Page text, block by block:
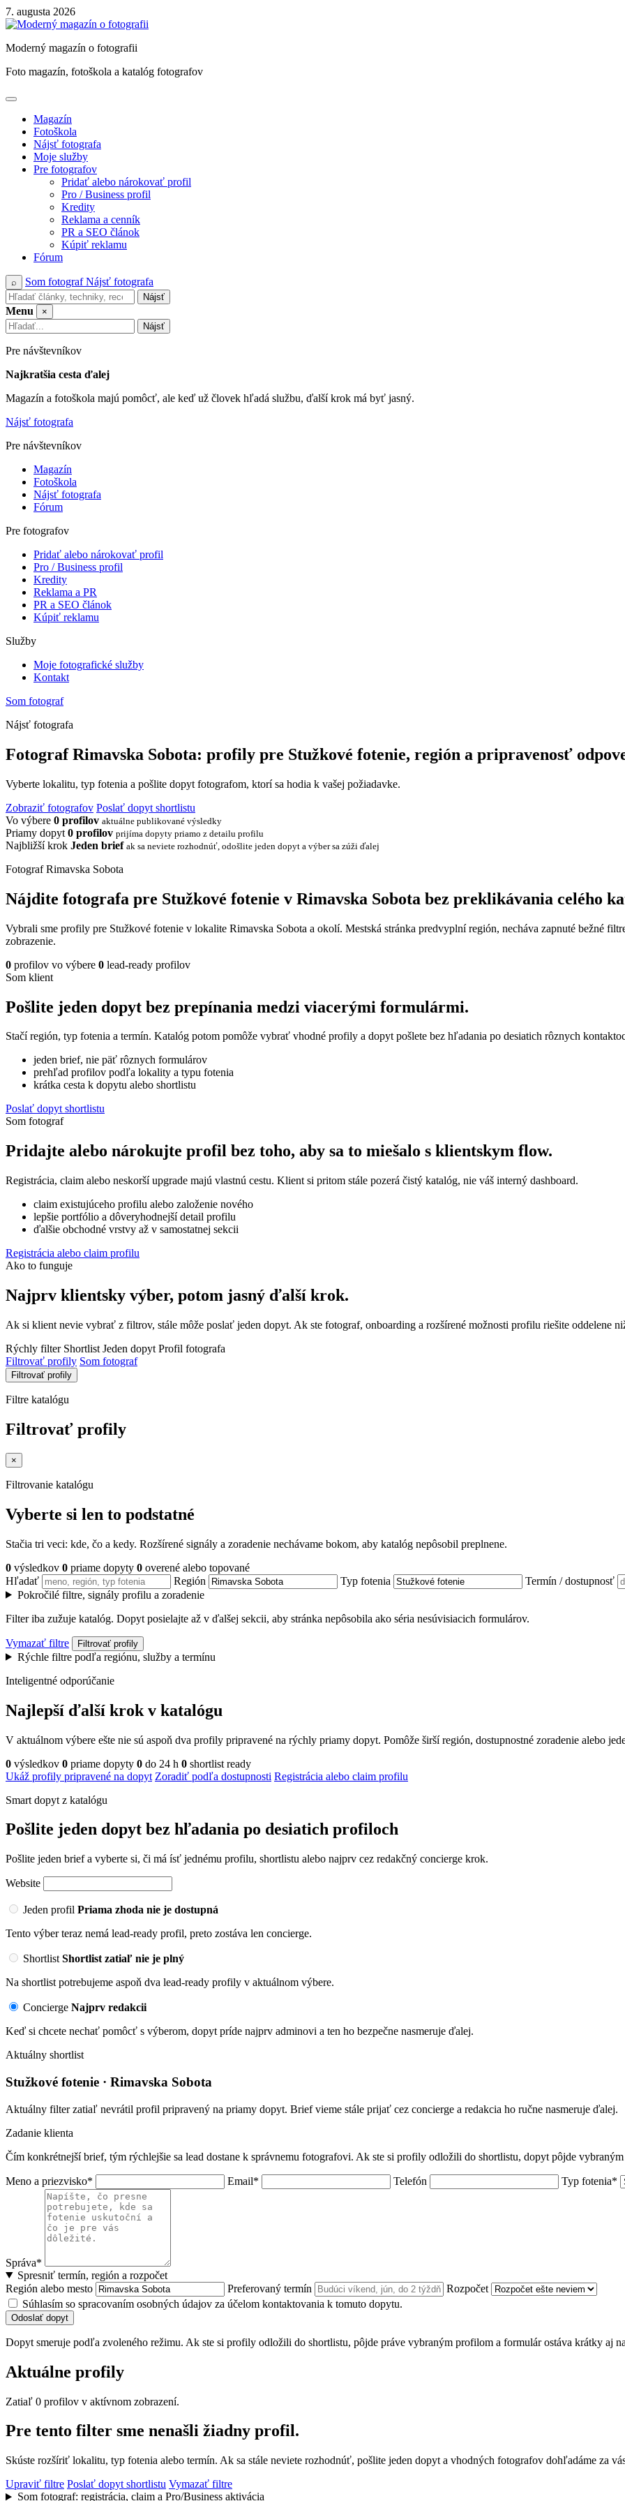
Skip
to
7. augusta 2026
Moderný magazín o fotografii
Foto magazín, fotoškola a katalóg fotografov
Magazín
Fotoškola
Nájsť fotografa
Moje služby
Pre fotografov
Pridať alebo nárokovať profil
Pro / Business profil
Kredity
Reklama a cenník
PR a SEO článok
Kúpiť reklamu
Fórum
⌕ Som fotografNájsť fotografa
Nájsť
Menu
×
Nájsť
Pre návštevníkov
Najkratšia cesta ďalej
Magazín a fotoškola majú pomôcť, ale keď už človek hľadá službu, ďalší krok má byť jasný.
Nájsť fotografa
Pre návštevníkov
Magazín
Fotoškola
Nájsť fotografa
Fórum
Pre fotografov
Pridať alebo nárokovať profil
Pro / Business profil
Kredity
Reklama a PR
PR a SEO článok
Kúpiť reklamu
Služby
Moje fotografické služby
Kontakt
Som fotograf
Nájsť fotografa
Fotograf Rimavska Sobota: profily pre Stužkové fotenie, región a pripravenosť
Vyberte lokalitu, typ fotenia a pošlite dopyt fotografom, ktorí sa hodia k vašej požiadavke.
Zobraziť fotografov Poslať dopyt shortlistu
Vo výbere 0 profilov aktuálne publikované výsledky
Priamy dopyt 0 profilov prijíma dopyty priamo z detailu profilu
Najbližší krok Jeden brief ak sa neviete rozhodnúť, odošlite jeden dopyt a výber sa zúži ďalej
Fotograf Rimavska Sobota
Nájdite fotografa pre Stužkové fotenie v Rimavska Sobota bez preklikávania celého
Vybrali sme profily pre Stužkové fotenie v lokalite Rimavska Sobota a okolí. Mestská stránka predvyplní región, necháva zapnuté bežné
zobrazenie.
0 profilov vo výbere 0 lead-ready profilov
Som klient
Pošlite jeden dopyt bez prepínania medzi viacerými formulármi.
Stačí región, typ fotenia a termín. Katalóg potom pomôže vybrať vhodné profily a dopyt pošlete bez hľadania po desiatich rôznych
jeden brief, nie päť rôznych formulárov
prehľad profilov podľa lokality a typu fotenia
krátka cesta k dopytu alebo shortlistu
Poslať dopyt shortlistu
Som fotograf
Pridajte alebo nárokujte profil bez toho, aby sa to miešalo s klientskym flow.
Registrácia, claim alebo neskorší upgrade majú vlastnú cestu. Klient si pritom stále pozerá čistý katalóg, nie váš interný dashboard.
claim existujúceho profilu alebo založenie nového
lepšie portfólio a dôveryhodnejší detail profilu
ďalšie obchodné vrstvy až v samostatnej sekcii
Registrácia alebo claim profilu
Ako to funguje
Najprv klientsky výber, potom jasný ďalší krok.
Ak si klient nevie vybrať z filtrov, stále môže poslať jeden dopyt. Ak ste fotograf, onboarding a rozšírené možnosti profilu riešite oddelene
Rýchly filter Shortlist Jeden dopyt Profil fotografa
Filtrovať profily Som fotograf
Filtrovať profily
Filtre katalógu
Filtrovať profily
×
Filtrovanie katalógu
Vyberte si len to podstatné
Stačia tri veci: kde, čo a kedy. Rozšírené signály a zoradenie nechávame bokom, aby katalóg nepôsobil preplnene.
0 výsledkov 0 priame dopyty 0 overené alebo topované
Hľadať
Región Typ fotenia
Termín / dostupnosť
Pokročilé filtre, signály profilu a zoradenie
Filter iba zužuje katalóg. Dopyt posielajte až v ďalšej sekcii, aby stránka nepôsobila ako séria nesúvisiacich formulárov.
Vymazať filtre Filtrovať profily
Rýchle filtre podľa regiónu, služby a termínu
Inteligentné odporúčanie
Najlepší ďalší krok v katalógu
V aktuálnom výbere ešte nie sú aspoň dva profily pripravené na rýchly priamy dopyt. Pomôže širší región, dostupnostné zoradenie alebo
0 výsledkov 0 priame dopyty 0 do 24 h 0 shortlist ready
Ukáž profily pripravené na dopyt Zoradiť podľa dostupnosti Registrácia alebo claim profilu
Smart dopyt z katalógu
Pošlite jeden dopyt bez hľadania po desiatich profiloch
Pošlite jeden brief a vyberte si, či má ísť jednému profilu, shortlistu alebo najprv cez redakčný concierge krok.
Website
Jeden profil Priama zhoda nie je dostupná
Tento výber teraz nemá lead-ready profil, preto zostáva len concierge.
Shortlist Shortlist zatiaľ nie je plný
Na shortlist potrebujeme aspoň dva lead-ready profily v aktuálnom výbere.
Concierge Najprv redakcii
Keď si chcete nechať pomôcť s výberom, dopyt príde najprv adminovi a ten ho bezpečne nasmeruje ďalej.
Aktuálny shortlist
Stužkové fotenie · Rimavska Sobota
Aktuálny filter zatiaľ nevrátil profil pripravený na priamy dopyt. Brief vieme stále prijať cez concierge a redakcia ho ručne nasmeruje ďalej.
Zadanie klienta
Čím konkrétnejší brief, tým rýchlejšie sa lead dostane k správnemu fotografovi. Ak ste si profily odložili do shortlistu, dopyt pôjde
Meno a priezvisko* Email* Telefón Typ fotenia*
Správa*
Spresniť termín, región a rozpočet
Región alebo mesto
Preferovaný termín
Rozpočet
Súhlasím so spracovaním osobných údajov za účelom kontaktovania k tomuto dopytu.
Odoslať dopyt
Dopyt smeruje podľa zvoleného režimu. Ak ste si profily odložili do shortlistu, pôjde práve vybraným profilom a formulár ostáva krátky aj
Aktuálne profily
Zatiaľ 0 profilov v aktívnom zobrazení.
Pre tento filter sme nenašli žiadny profil.
Skúste rozšíriť lokalitu, typ fotenia alebo termín. Ak sa stále neviete rozhodnúť, pošlite jeden dopyt a vhodných fotografov dohľadáme za
Upraviť filtre Poslať dopyt shortlistu Vymazať filtre
Som fotograf: registrácia, claim a Pro/Business aktivácia